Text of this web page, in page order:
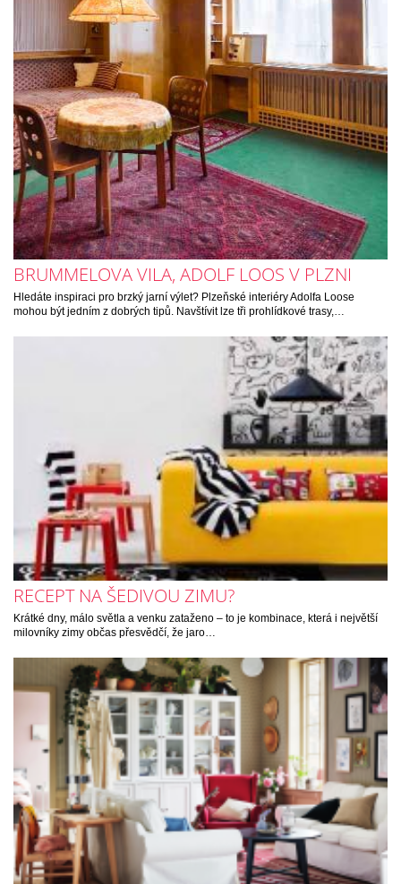
BRUMMELOVA VILA, ADOLF LOOS V PLZNI
Hledáte inspiraci pro brzký jarní výlet? Plzeňské interiéry Adolfa Loose
mohou být jedním z dobrých tipů. Navštívit lze tři prohlídkové trasy,…
RECEPT NA ŠEDIVOU ZIMU?
Krátké dny, málo světla a venku zataženo – to je kombinace, která i největší
milovníky zimy občas přesvědčí, že jaro…